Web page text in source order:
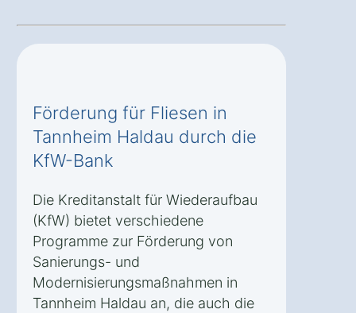
Förderung für Fliesen in
Tannheim Haldau durch die
KfW-Bank
Die Kreditanstalt für Wiederaufbau
(KfW) bietet verschiedene
Programme zur Förderung von
Sanierungs- und
Modernisierungsmaßnahmen in
Tannheim Haldau an, die auch die